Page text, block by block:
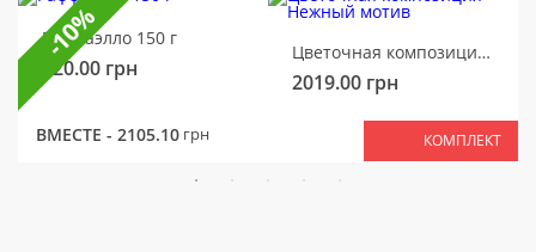
Раффаэлло 150 г
320.00 грн
Цветочная композиция Нежный мотив
2019.00 грн
ВМЕСТЕ - 2105.10 грн КОМПЛЕКТ
-10%